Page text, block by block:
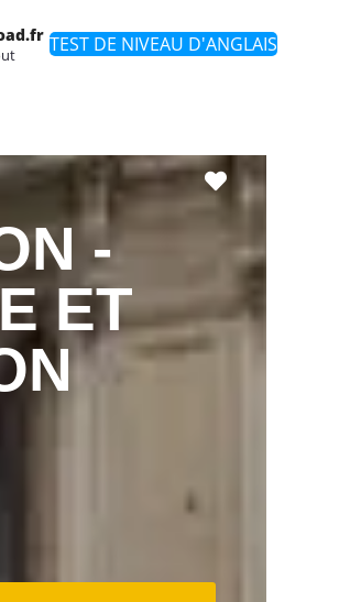
TEST DE NIVEAU D'ANGLAIS
Favori
-
ET